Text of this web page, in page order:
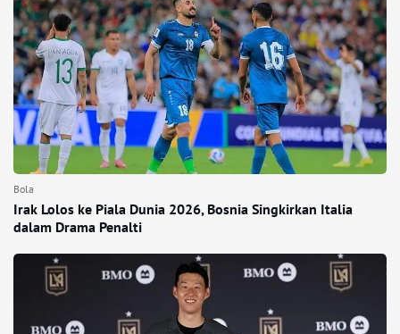
Bola
Irak Lolos ke Piala Dunia 2026, Bosnia Singkirkan Italia
dalam Drama Penalti